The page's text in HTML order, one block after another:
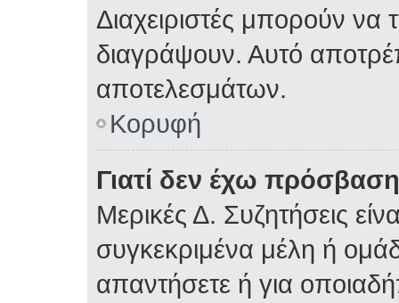
Διαχειριστές μπορούν να
διαγράψουν. Αυτό
αποτελεσμάτων.
Κορυφή
Γιατί δεν έχω
Μερικές Δ. Συζητήσεις
συγκεκριμένα μέλη ή
απαντήσετε ή για